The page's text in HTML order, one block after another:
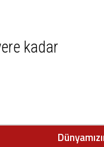
kadar